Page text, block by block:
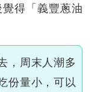
得「義豐蔥油
，周末人潮多
份量小，可以